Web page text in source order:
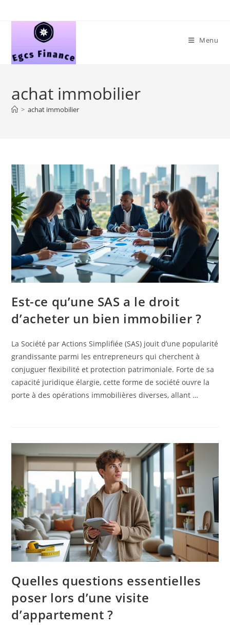
Menu
achat immobilier
> achat immobilier
Est-ce qu’une SAS a le droit
d’acheter un bien immobilier ?
La Société par Actions Simplifiée (SAS) jouit d’une popularité
grandissante parmi les entrepreneurs qui cherchent à
conjuguer flexibilité et protection patrimoniale. Forte de sa
capacité juridique élargie, cette forme de société ouvre la
porte à des opérations immobilières diverses, allant …
Quelles questions essentielles
poser lors d’une visite
d’appartement ?